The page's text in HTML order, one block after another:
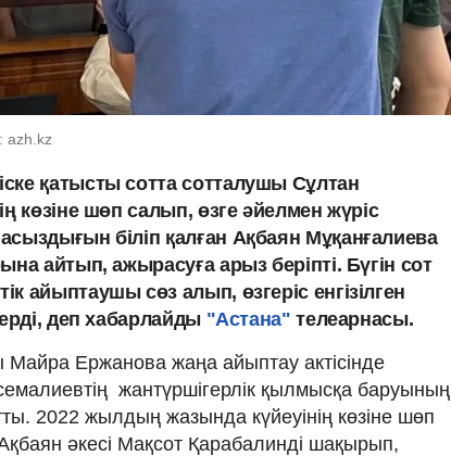
azh.kz
қатысты сотта сотталушы Сұлтан
көзіне шөп салып, өзге әйелмен жүріс
біліп қалған Ақбаян Мұқанғалиева
айтып, ажырасуға арыз беріпті. Бүгін сот
айыптаушы сөз алып, өзгеріс енгізілген
деп хабарлайды "Астана"телеарнасы.
Ержанова жаңа айыптау актісінде
жантүршігерлік қылмысқа баруының
2022 жылдың жазында күйеуінің көзіне шөп
әкесі Мақсот Қарабалинді шақырып,